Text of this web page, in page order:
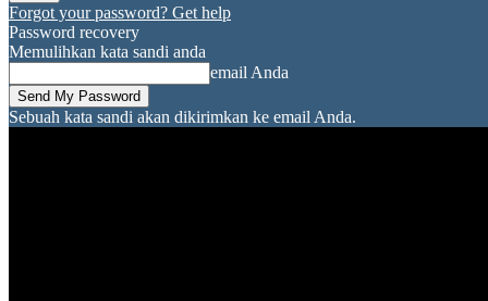
Forgot your password? Get help
Password recovery
Memulihkan kata sandi anda
email Anda
Sebuah kata sandi akan dikirimkan ke email Anda.